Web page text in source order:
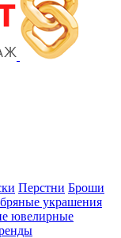
Перстни Броши
украшения
ювелирные